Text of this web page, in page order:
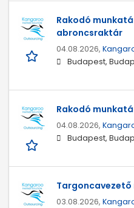
Rakodó
abroncsraktár
04.08.2026,
Budapest,
Rakodó
04.08.2026,
Budapest,
03.08.2026,